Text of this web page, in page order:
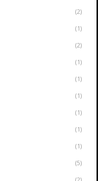
(2)
(1)
(2)
(1)
(1)
(1)
(1)
(1)
(1)
(5)